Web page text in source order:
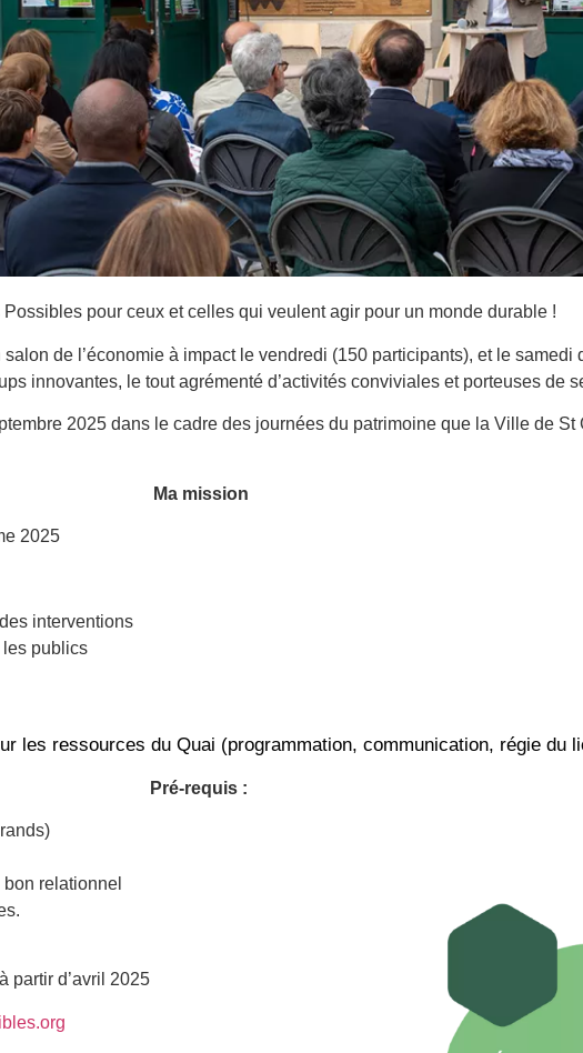
pour ceux et celles qui veulent agir pour un monde durable !
de l’économie à impact le vendredi (150 participants), et le samedi
innovantes, le tout agrémenté d’activités conviviales et porteuses de
2025 dans le cadre des journées du patrimoine que la Ville de St
Ma mission
2025
interventions
les publics
les ressources du Quai (programmation, communication, régie du
Pré-requis :
bon relationnel
partir d’avril 2025